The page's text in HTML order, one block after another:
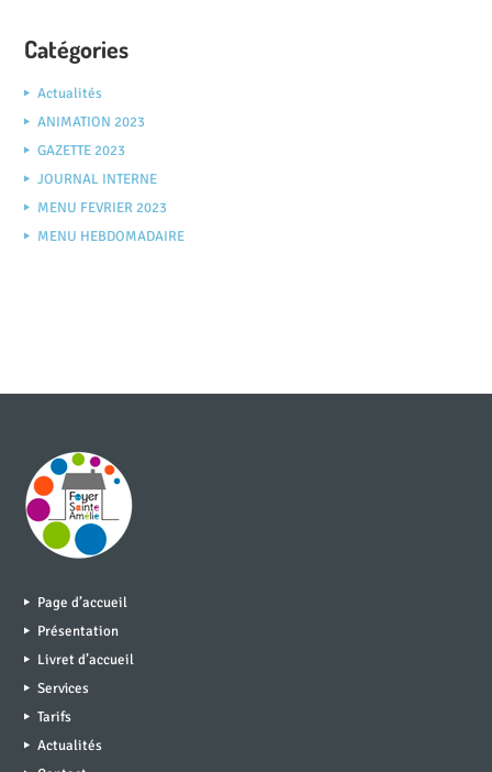
Catégories
Actualités
ANIMATION 2023
GAZETTE 2023
JOURNAL INTERNE
MENU FEVRIER 2023
MENU HEBDOMADAIRE
Page d’accueil
Présentation
Livret d’accueil
Services
Tarifs
Actualités